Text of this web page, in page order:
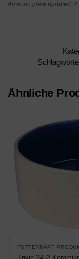
Amazon price updated:
Ähnliche
FUTTERNAPF